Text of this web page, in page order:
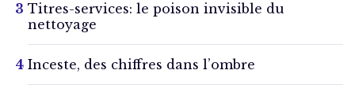
Titres-services: le poison invisible du
nettoyage
Inceste, des chiffres dans l’ombre